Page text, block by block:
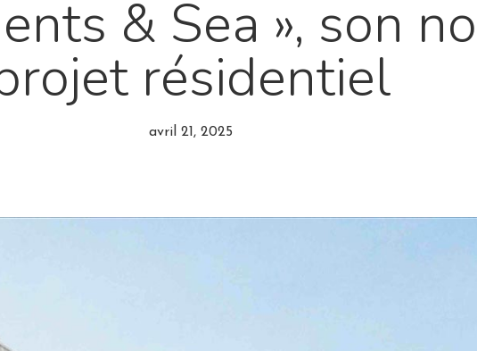
& Sea », son
résidentiel
avril 21, 2025